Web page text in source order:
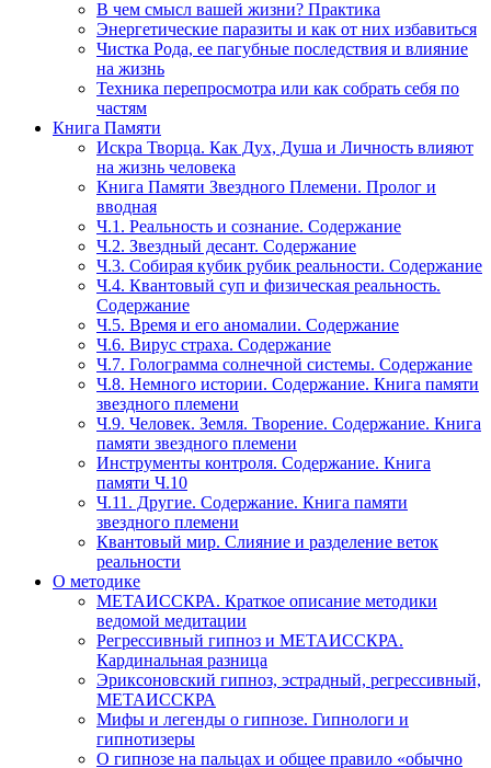
В чем смысл вашей жизни? Практика
Энергетические паразиты и как от них избавиться
Чистка Рода, ее пагубные последствия и влияние
на жизнь
Техника перепросмотра или как собрать себя по
частям
Книга Памяти
Искра Творца. Как Дух, Душа и Личность влияют
на жизнь человека
Книга Памяти Звездного Племени. Пролог и
вводная
Ч.1. Реальность и сознание. Содержание
Ч.2. Звездный десант. Содержание
Ч.3. Собирая кубик рубик реальности. Содержание
Ч.4. Квантовый суп и физическая реальность.
Содержание
Ч.5. Время и его аномалии. Содержание
Ч.6. Вирус страха. Содержание
Ч.7. Голограмма солнечной системы. Содержание
Ч.8. Немного истории. Содержание. Книга памяти
звездного племени
Ч.9. Человек. Земля. Творение. Содержание. Книга
памяти звездного племени
Инструменты контроля. Содержание. Книга
памяти Ч.10
Ч.11. Другие. Содержание. Книга памяти
звездного племени
Квантовый мир. Слияние и разделение веток
реальности
О методике
МЕТАИССКРА. Краткое описание методики
ведомой медитации
Регрессивный гипноз и МЕТАИССКРА.
Кардинальная разница
Эриксоновский гипноз, эстрадный, регрессивный,
МЕТАИССКРА
Мифы и легенды о гипнозе. Гипнологи и
гипнотизеры
О гипнозе на пальцах и общее правило «обычно